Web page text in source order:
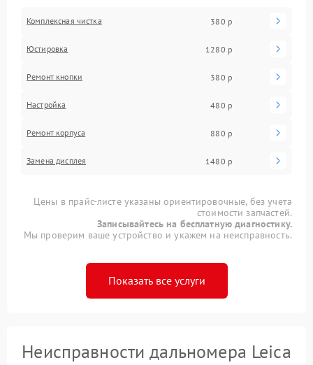
Комплексная чистка 380 р
Юстировка 1280 р
Ремонт кнопки 380 р
Настройка 480 р
Ремонт корпуса 880 р
Замена дисплея 1480 р
Цены в прайс-листе указаны ориентировочные, без учета
стоимости запчастей.
Записывайтесь на бесплатную диагностику.
Мы проверим ваше устройство и укажем на неисправность.
Показать все услуги
Неисправности дальномера Leica